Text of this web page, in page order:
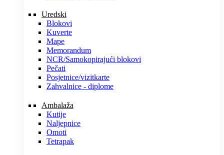
Uredski
Blokovi
Kuverte
Mape
Memorandum
NCR/Samokopirajući blokovi
Pečati
Posjetnice/vizitkarte
Zahvalnice - diplome
Ambalaža
Kutije
Naljepnice
Omoti
Tetrapak